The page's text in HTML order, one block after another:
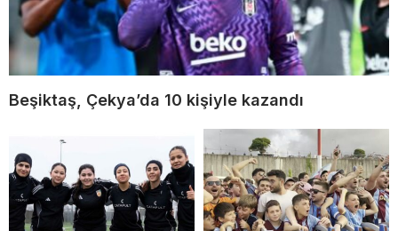
Beşiktaş, Çekya’da 10 kişiyle kazandı